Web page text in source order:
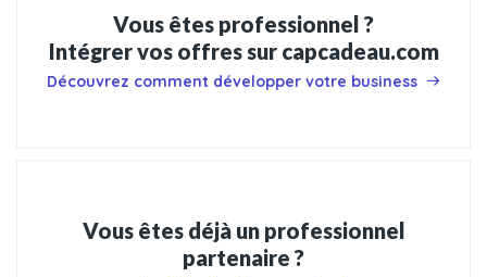
Vous êtes professionnel ?
Intégrer vos offres sur capcadeau.com
Découvrez comment développer votre business
Vous êtes déjà un professionnel
partenaire ?